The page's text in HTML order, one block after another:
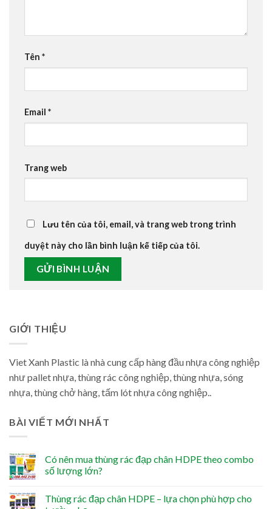
Tên *
Email *
Trang web
Lưu tên của tôi, email, và trang web trong trình
duyệt này cho lần bình luận kế tiếp của tôi.
GIỚI THIỆU
Viet Xanh Plastic là nhà cung cấp hàng đầu nhựa công nghiệp
như pallet nhựa, thùng rác công nghiệp, thùng nhựa, sóng
nhựa, thùng chở hàng, tấm lót nhựa công nghiệp..
BÀI VIẾT MỚI NHẤT
Có nên mua thùng rác đạp chân HDPE theo combo
số lượng lớn?
Thùng rác đạp chân HDPE – lựa chọn phù hợp cho